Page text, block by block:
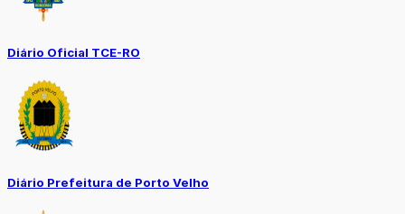
Diário Oficial TCE-RO
Diário Prefeitura de Porto Velho